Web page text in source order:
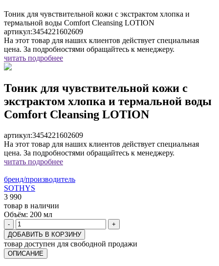
Тоник для чувствительной кожи с экстрактом хлопка и
термальной воды Comfort Cleansing LOTION
артикул:3454221602609
На этот товар для наших клиентов действует специальная
цена. За подробностями обращайтесь к менеджеру.
читать подробнее
Тоник для чувствительной кожи с
экстрактом хлопка и термальной воды
Comfort Cleansing LOTION
артикул:3454221602609
На этот товар для наших клиентов действует специальная
цена. За подробностями обращайтесь к менеджеру.
читать подробнее
бренд/производитель
SOTHYS
3 990
товар в наличии
Объём: 200 мл
-
+
ДОБАВИТЬ В КОРЗИНУ
товар доступен для свободной продажи
ОПИСАНИЕ